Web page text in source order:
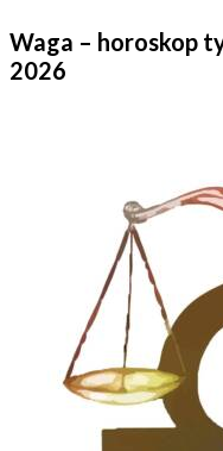
Waga – horoskop
2026